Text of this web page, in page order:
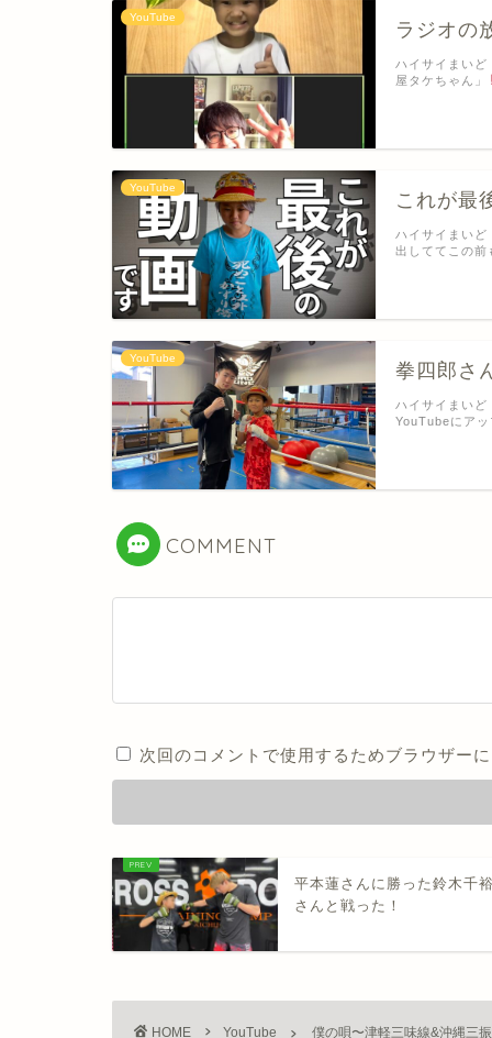
YouTube
ラジオの
ハイサイまい
屋タケちゃん」
YouTube
これが最
ハイサイまい
出しててこの
YouTube
拳四郎さ
ハイサイまい
YouTubeにア
COMMENT
次回のコメントで使用するためブラウザー
平本蓮さんに勝った鈴木千
さんと戦った！
HOME YouTube 僕の唄〜津軽三味線&沖縄三